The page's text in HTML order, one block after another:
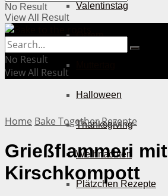
Valentinstag
Ostern
Halloween
Thanksgiving
Weihnachten
Plätzchen Rezepte
No Result
View All Result
No Result
View All Result
Home Bake Together Rezepte
Grießflammeri mit
Kirschkompott